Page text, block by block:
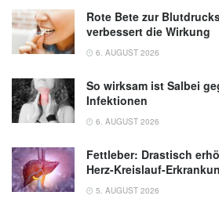
Rote Bete zur
verbessert die Wirkung
6. AUGUST 2026
So wirksam ist Salbei
Infektionen
6. AUGUST 2026
Fettleber: Drastisch
Herz-Kreislauf-
5. AUGUST 2026